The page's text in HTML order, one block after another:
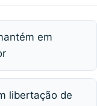
em
libertação de